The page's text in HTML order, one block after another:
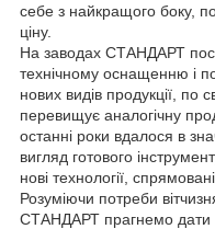
себе з найкращого боку,
ціну.
На заводах СТАНДАРТ
технічному оснащенню і
нових видів продукції, по
перевищує аналогічну
останні роки вдалося в
вигляд готового
нові технології,
Розуміючи потреби
СТАНДАРТ прагнемо дати